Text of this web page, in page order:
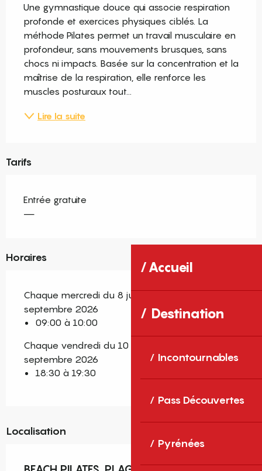
Accueil
Destination
Incontournables
Pass Découvertes
Pyrénées
Une gymnastique douce qui associe respiration
profonde et exercices physiques ciblés. La
méthode Pilates permet un travail musculaire en
profondeur, sans mouvements brusques, sans
chocs ni impacts. Basée sur la concentration et la
maîtrise de la respiration, elle renforce les
muscles posturaux tout...
Lire la suite
Tarifs
Entrée gratuite
—
Horaires
Chaque mercredi du 8 juillet 2026 au 2
septembre 2026
09:00 à 10:00
Chaque vendredi du 10 juillet 2026 au 4
septembre 2026
18:30 à 19:30
Localisation